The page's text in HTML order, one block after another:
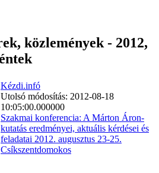
közlemények - 2012,
Kézdi.infó
Utolsó módosítás: 2012-08-18
10:05:00.000000
Szakmai konferencia: A Márton Áron-
kutatás eredményei, aktuális kérdései és
feladatai 2012. augusztus 23-25.
Csíkszentdomokos